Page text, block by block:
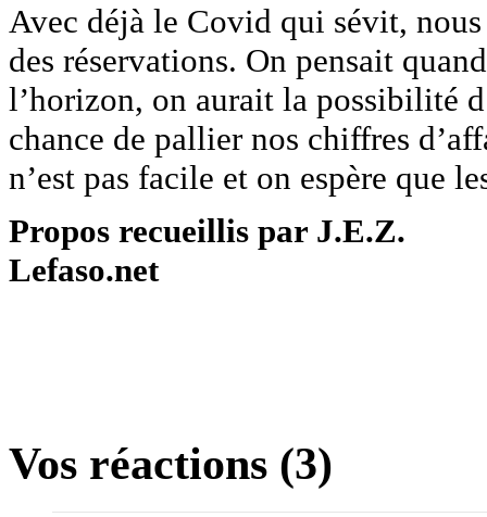
Avec déjà le Covid qui sévit,
des réservations. On pensait
l’horizon, on aurait la possibilité
chance de pallier nos chiffres
n’est pas facile et on espère que
Propos recueillis par J.E.Z.
Lefaso.net
Vos réactions (3)